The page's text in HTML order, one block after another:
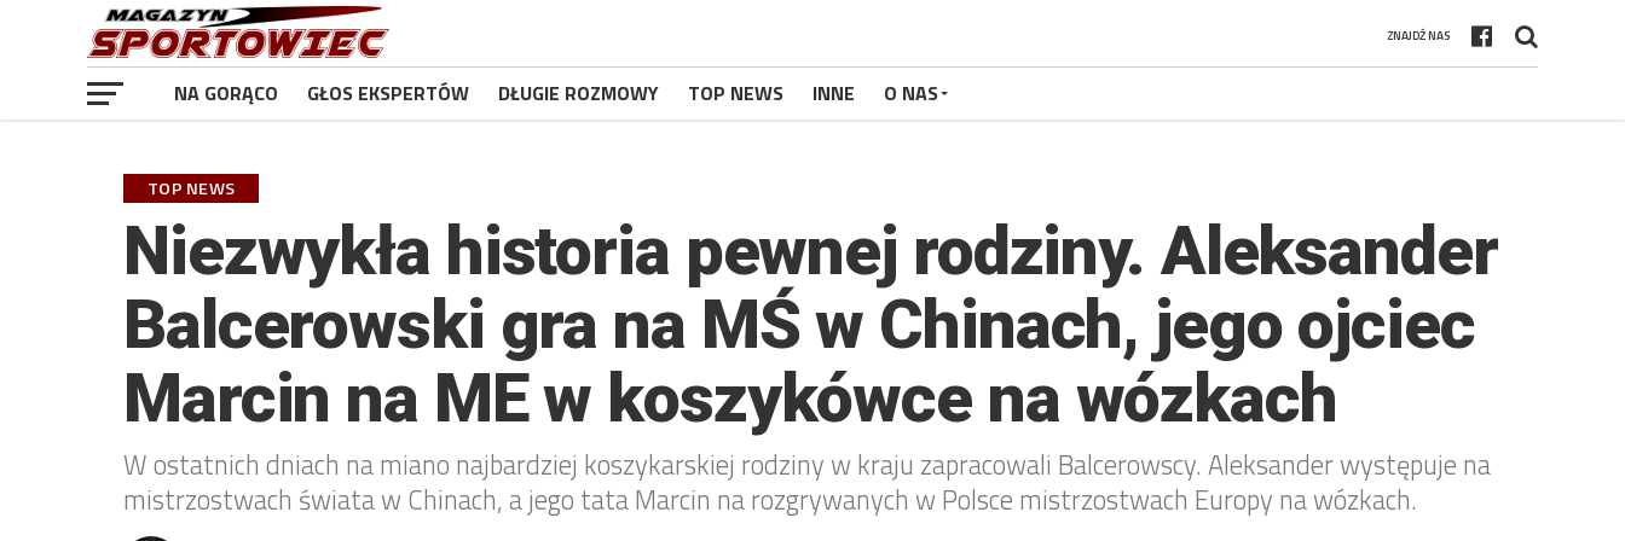
ZNAJDŹ NAS
NA GORĄCO GŁOS EKSPERTÓW DŁUGIE ROZMOWY TOP NEWS INNE O NAS
TOP NEWS
Niezwykła historia pewnej rodziny. Aleksander
Balcerowski gra na MŚ w Chinach, jego ojciec
Marcin na ME w koszykówce na wózkach
W ostatnich dniach na miano najbardziej koszykarskiej rodziny w kraju zapracowali Balcerowscy. Aleksander występuje na
mistrzostwach świata w Chinach, a jego tata Marcin na rozgrywanych w Polsce mistrzostwach Europy na wózkach.